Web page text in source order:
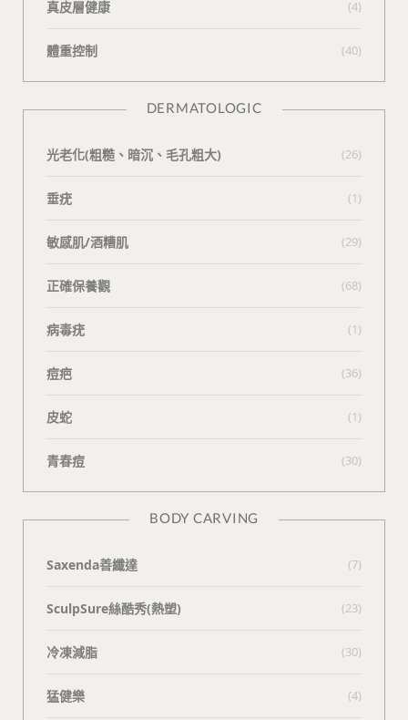
真皮層健康 (4)
體重控制 (40)
DERMATOLOGIC
光老化(粗糙、暗沉、毛孔粗大) (26)
垂疣 (1)
敏感肌/酒糟肌 (29)
正確保養觀 (68)
病毒疣 (1)
痘疤 (36)
皮蛇 (1)
青春痘 (30)
BODY CARVING
Saxenda善纖達 (7)
SculpSure絲酷秀(熱塑) (23)
冷凍減脂 (30)
猛健樂 (4)